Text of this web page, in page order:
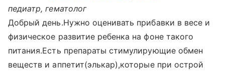
педиатр, гематолог
Добрый день.Нужно оценивать прибавки в весе и
физическое развитие ребенка на фоне такого
питания.Есть препараты стимулирующие обмен
веществ и аппетит(элькар),которые при острой